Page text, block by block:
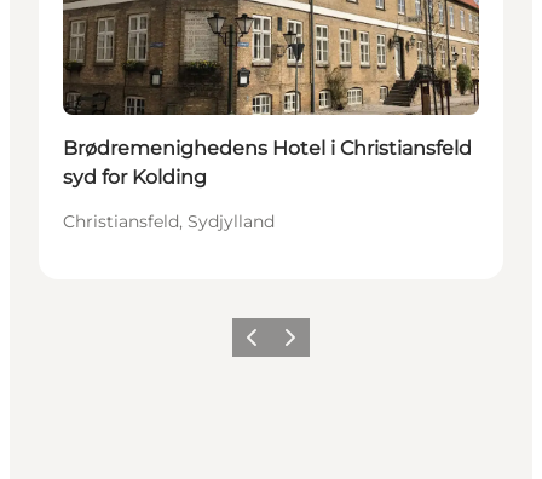
Brødremenighedens Hotel i Christiansfeld
syd for Kolding
Christiansfeld, Sydjylland
Forrige billede
Næste billede